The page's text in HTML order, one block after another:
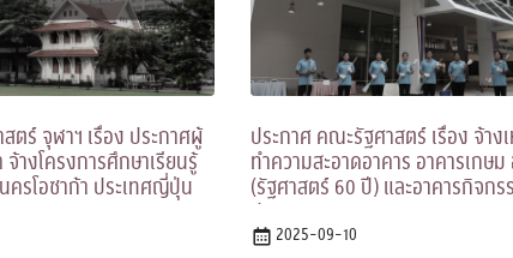
ตร์ จุฬาฯ เรื่อง ประกาศผู้
จ้างโครงการศึกษาเรียนรู้
รโอซาก้า ประเทศญี่ปุ่น
ประกาศ คณะรัฐศาสตร์ เรื่อง จ้าง
ทำความสะอาดอาคาร อาคารเกษ
(รัฐศาสตร์ 60 ปี) และอาคารกิจก
ประมาณ 2569
2025-09-10